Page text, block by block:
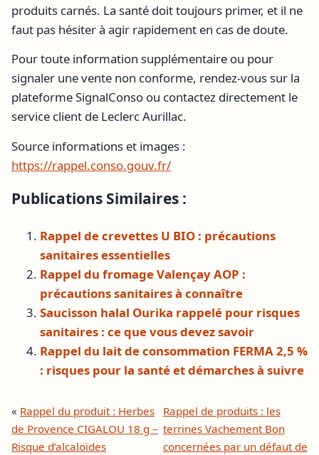
produits carnés. La santé doit toujours primer, et il ne
faut pas hésiter à agir rapidement en cas de doute.
Pour toute information supplémentaire ou pour
signaler une vente non conforme, rendez-vous sur la
plateforme SignalConso ou contactez directement le
service client de Leclerc Aurillac.
Source informations et images :
https://rappel.conso.gouv.fr/
Publications Similaires :
Rappel de crevettes U BIO : précautions
sanitaires essentielles
Rappel du fromage Valençay AOP :
précautions sanitaires à connaître
Saucisson halal Ourika rappelé pour risques
sanitaires : ce que vous devez savoir
Rappel du lait de consommation FERMA 2,5 %
: risques pour la santé et démarches à suivre
« Rappel du produit : Herbes
de Provence CIGALOU 18 g –
Risque d’alcaloïdes
Rappel de produits : les
terrines Vachement Bon
concernées par un défaut de